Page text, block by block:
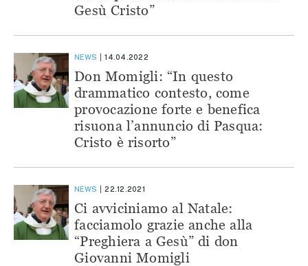
Gesù Cristo”
NEWS 14.04.2022
Don Momigli: “In questo
drammatico contesto, come
provocazione forte e benefica
risuona l’annuncio di Pasqua:
Cristo è risorto”
NEWS 22.12.2021
Ci avviciniamo al Natale:
facciamolo grazie anche alla
“Preghiera a Gesù” di don
Giovanni Momigli